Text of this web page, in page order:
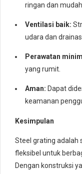
ringan dan
Ventilasi baik:
udara dan
Perawatan
yang rumit.
Aman: Dapat
keamanan
Kesimpulan
Steel grating adalah
fleksibel untuk
Dengan konstruksi